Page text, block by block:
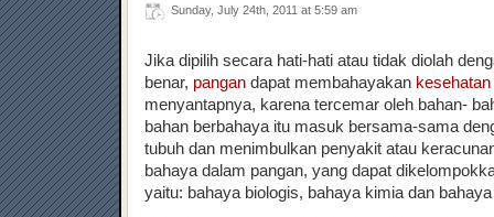
Sunday, July 24th, 2011 at 5:59 am
Jika dipilih secara hati-hati atau tidak diolah
benar, pangan dapat membahayakan kesehatan
menyantapnya, karena tercemar oleh bahan-
bahan berbahaya itu masuk bersama-sama
tubuh dan menimbulkan penyakit atau
bahaya dalam pangan, yang dapat
yaitu: bahaya biologis, bahaya kimia dan